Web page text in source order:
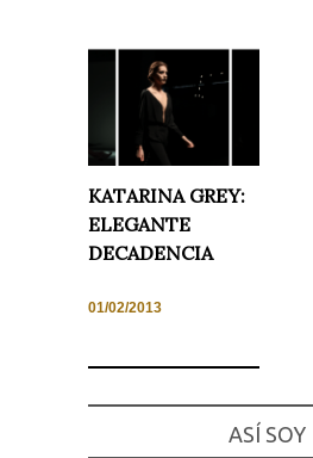
KATARINA GREY:
ELEGANTE
DECADENCIA
01/02/2013
ASÍ SOY